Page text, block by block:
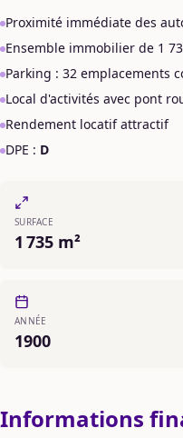
Proximité immédiate des
Ensemble immobilier de 1
Parking : 32 emplacements
Local d'activités avec pont
Rendement locatif attractif
DPE : D
SURFACE
1 735 m²
ANNÉE
1900
Informations